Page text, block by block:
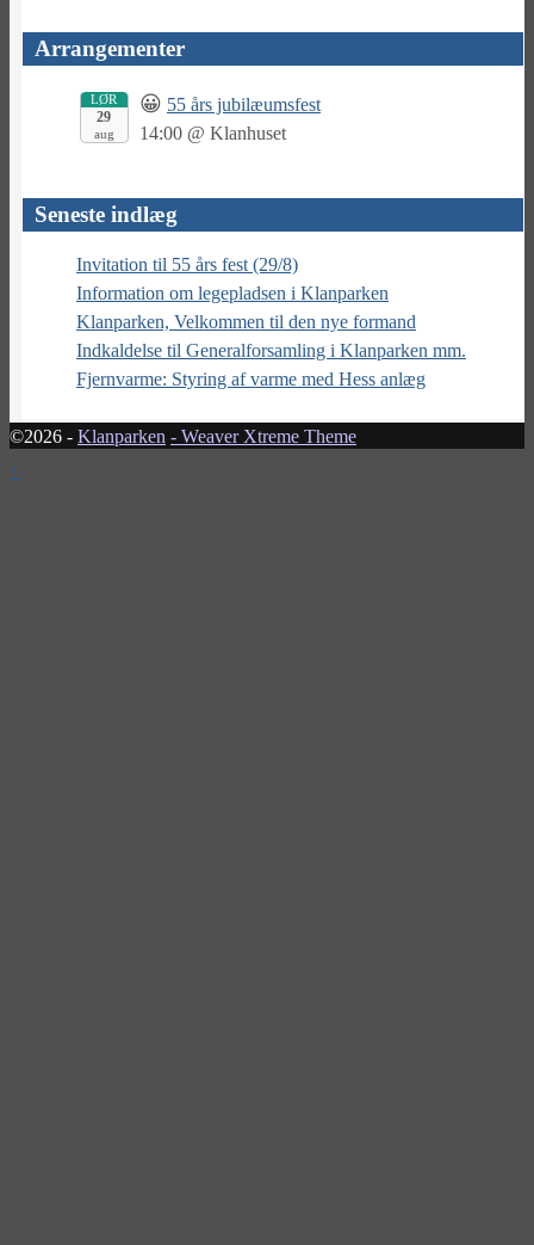
Arrangementer
LØR
29
aug
😀 55 års jubilæumsfest
14:00 @ Klanhuset
Seneste indlæg
Invitation til 55 års fest (29/8)
Information om legepladsen i Klanparken
Klanparken, Velkommen til den nye formand
Indkaldelse til Generalforsamling i Klanparken mm.
Fjernvarme: Styring af varme med Hess anlæg
©2026 - Klanparken - Weaver Xtreme Theme
↑